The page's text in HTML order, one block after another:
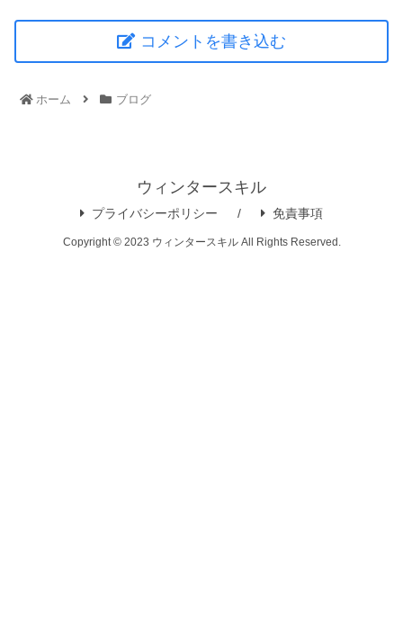
コメントを書き込む
ホーム ブログ
ウィンタースキル
プライバシーポリシー 免責事項
Copyright © 2023 ウィンタースキル All Rights Reserved.